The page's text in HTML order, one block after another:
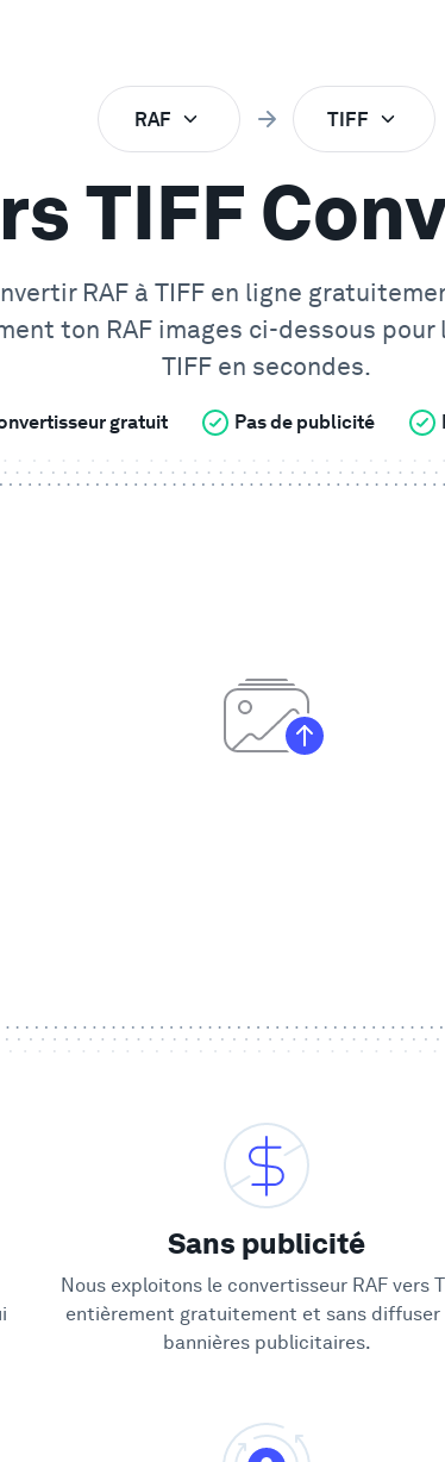
RAF TIFF
TIFF
RAF à TIFF en ligne
ton RAFimages ci-dessous pour
TIFF en secondes.
gratuit Pas de publicité
Sans publicité
Nous exploitons le convertisseur RAF vers
entièrement gratuitement et sans diffuser
bannières publicitaires.